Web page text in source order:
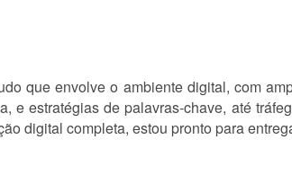
que envolve o ambiente digital, com
e estratégias de palavras-chave, até
digital completa, estou pronto para